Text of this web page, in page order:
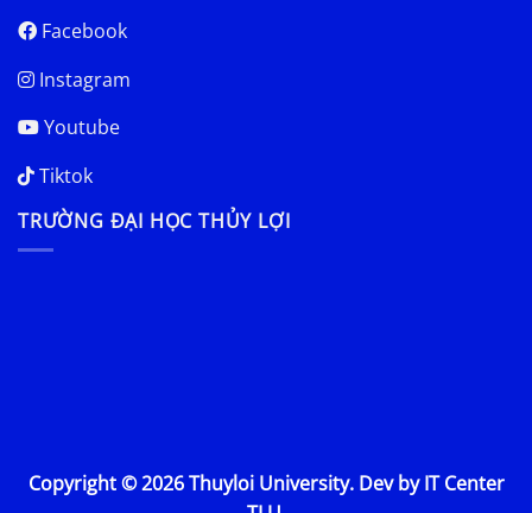
Facebook
Instagram
Youtube
Tiktok
TRƯỜNG ĐẠI HỌC THỦY LỢI
Copyright © 2026 Thuyloi University. Dev by IT Center